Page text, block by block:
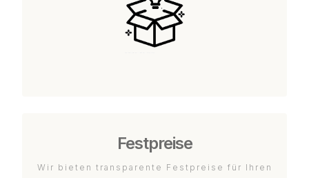
Festpreise
Wir bieten transparente Festpreise für Ihren